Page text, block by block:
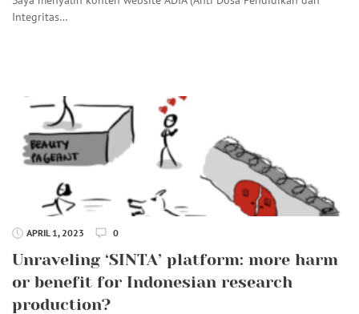
Integritas…
APRIL 1, 2023 0
Unraveling ‘SINTA’ platform: more harm
or benefit for Indonesian research
production?